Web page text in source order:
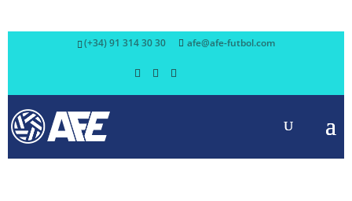
(+34) 91 314 30 30 afe@afe-futbol.com